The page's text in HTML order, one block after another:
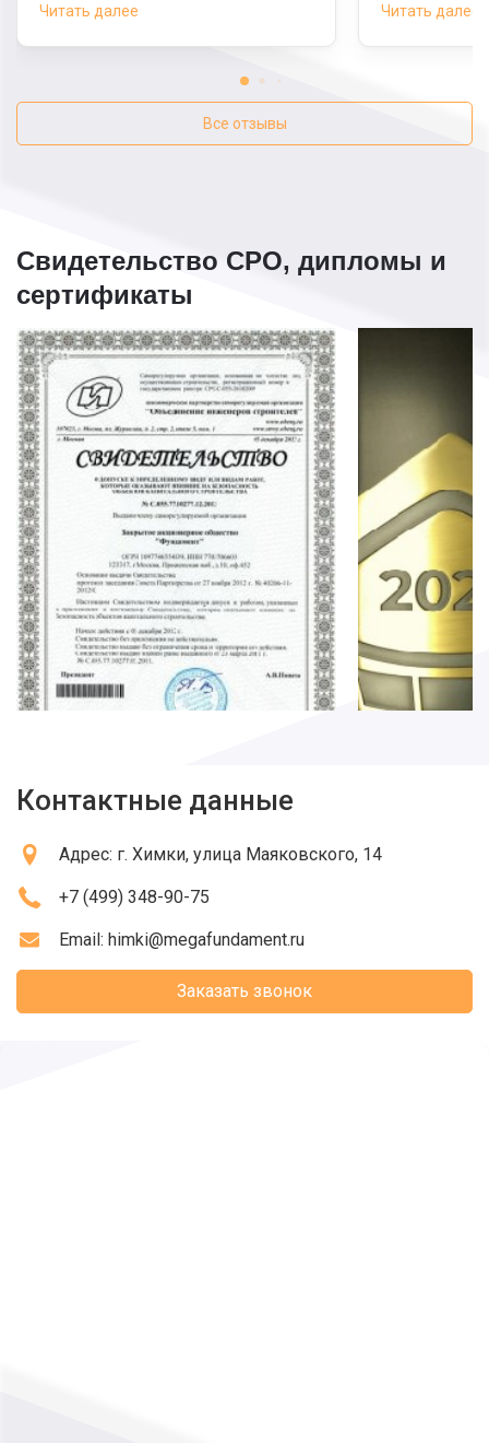
компания предлагала довольно
именно к ней. Не пожалели,
именно так, как мы с супругой
хотели.
Читать далее
даже
доволен, что
Читать далее
Все отзывы
Свидетельство СРО, дипломы и
сертификаты
Контактные данные
Адрес: г. Химки, улица Маяковского, 14
+7 (499) 348-90-75
Email: himki@megafundament.ru
Заказать звонок